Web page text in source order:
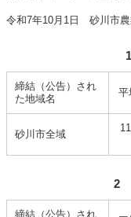
令和7年10月1日 砂川市農
締結（公告）され
た地域名
平
砂川市全域
2
締結（公告）され